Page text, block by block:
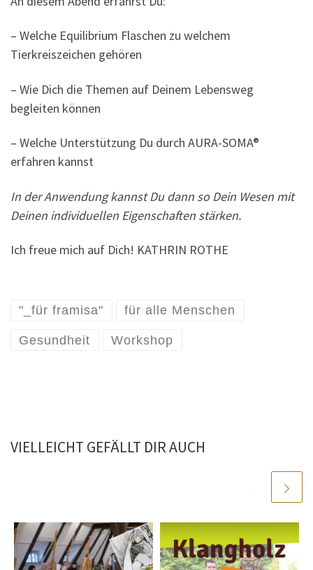
– Welche Equilibrium Flaschen zu welchem
Tierkreiszeichen gehören
– Wie Dich die Themen auf Deinem Lebensweg
begleiten können
– Welche Unterstützung Du durch AURA-SOMA®
erfahren kannst
In der Anwendung kannst Du dann so Dein Wesen mit
Deinen individuellen Eigenschaften stärken.
Ich freue mich auf Dich! KATHRIN ROTHE
"_für framisa" für alle Menschen
Gesundheit Workshop
VIELLEICHT GEFÄLLT DIR AUCH